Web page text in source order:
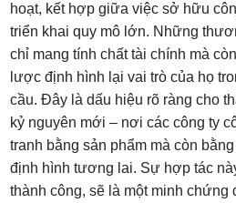
hoạt, kết hợp giữa việc sở hữu
triển khai quy mô lớn. Những
chỉ mang tính chất tài chính mà
lược định hình lại vai trò của họ
cầu.Đây là dấu hiệu rõ ràng cho
kỷ nguyên mới – nơi các công ty
tranh bằng sản phẩm mà còn
định hình tương lai. Sự hợp tác
thành công, sẽ là một minh chứng